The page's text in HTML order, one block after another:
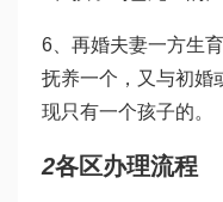
6、再婚夫妻一方生
抚养一个，又与初婚
现只有一个孩子的。
2各区办理流程